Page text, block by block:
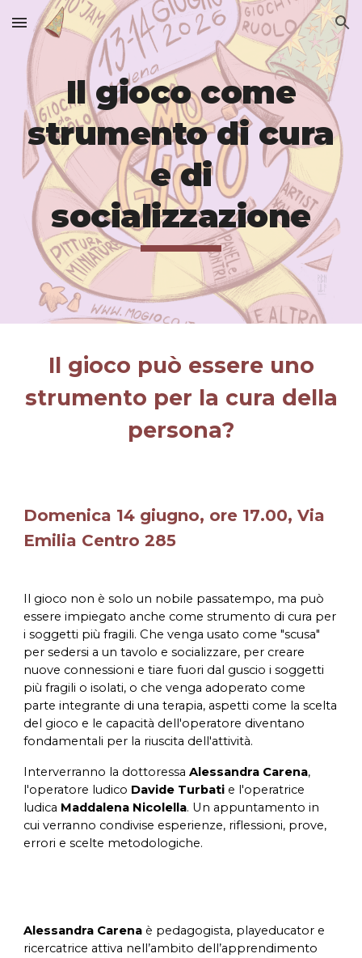
Skip to main content Skip to navigation
Il gioco come
strumento di cura
e di
socializzazione
Il gioco può essereuno
strumento per la cura della
persona?
Domenica 14 giugno, ore 17.00, Via
Emilia Centro 285
Il gioco non è solo un nobile passatempo, ma può
essere impiegato anche come strumento di cura per
i soggetti più fragili. Che venga usato come "scusa"
per sedersi a un tavolo e socializzare, per creare
nuove connessioni e tiare fuori dal guscio i soggetti
più fragili o isolati, o che venga adoperato come
parte integrante di una terapia, aspetti come la scelta
del gioco e le capacità dell'operatore diventano
fondamentali per la riuscita dell'attività.
Interverranno la dottoressaAlessandra Carena,
l'operatore ludico Davide Turbati e l'operatrice
ludica Maddalena Nicolella. Un appuntamento in
cui verranno condivise esperienze, riflessioni, prove,
errori e scelte metodologiche.
Alessandra Carena è pedagogista, playeducator e
ricercatrice attiva nell’ambito dell’apprendimento